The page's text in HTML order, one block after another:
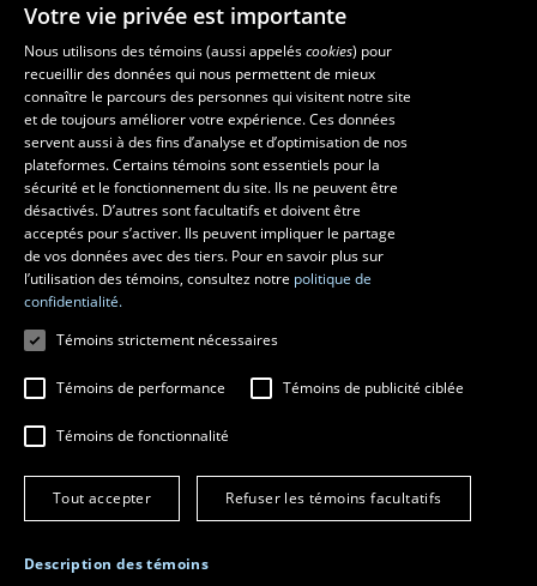
Les écoles et la recherche
École d’architecture
École d’art
École supérieure d’aménagement du territoire et de développement
régional
Centre de recherche en aménagement et développement
© 2026 Université Laval
Tous droits réservés
Conditions générales d'utilisation
Fraude en ligne
Paramétrer les témoins
Votre vie privée est importante
Nous utilisons des témoins (aussi appeléscookies) pour
recueillir des données qui nous permettent de mieux
connaître le parcours des personnes qui visitent notre site
et de toujours améliorer votre expérience. Ces données
servent aussi à des fins d’analyse et d’optimisation de nos
plateformes. Certains témoins sont essentiels pour la
sécurité et le fonctionnement du site. Ils ne peuvent être
désactivés. D’autres sont facultatifs et doivent être
acceptés pour s’activer. Ils peuvent impliquer le partage
de vos données avec des tiers. Pour en savoir plus sur
l’utilisation des témoins, consultez notre politique de
confidentialité.
Témoins strictement nécessaires
Témoins de performance Témoins de publicité ciblée
Témoins de fonctionnalité
Tout accepter Refuser les témoins facultatifs
Description des témoins